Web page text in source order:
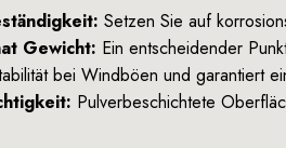
Setzen Sie auf
Gewicht: Ein entscheidender
bei Windböen und garantiert
Pulverbeschichtete